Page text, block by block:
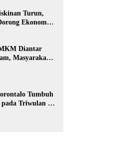
Turun,
Ekonomi
Diantar
Masyarakat
Tumbuh
pada Triwulan II